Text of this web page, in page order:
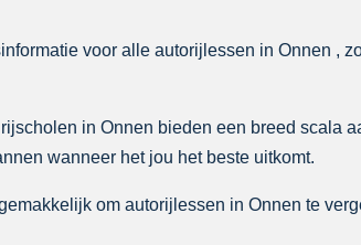
voor alle autorijlessen in Onnen ,
in Onnen bieden een breed scala
wanneer het jou het beste uitkomt.
om autorijlessen in Onnen te